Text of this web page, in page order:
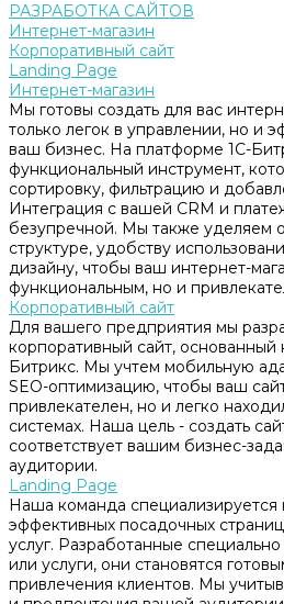
РАЗРАБОТКА САЙТОВ
Интернет-магазин
Корпоративный сайт
Landing Page
Интернет-магазин
Мы готовы создать для вас
только легок в управлении, но и
ваш бизнес. На платформе 1С-
функциональный инструмент,
сортировку, фильтрацию и
Интеграция с вашей CRM и
безупречной. Мы также уделяем
структуре, удобству
дизайну, чтобы ваш интернет-
функциональным, но и
Корпоративный сайт
Для вашего предприятия мы
корпоративный сайт, основанный
Битрикс. Мы учтем мобильную
SEO-оптимизацию, чтобы ваш
привлекателен, но и легко
системах. Наша цель - создать
соответствует вашим бизнес-
аудитории.
Landing Page
Наша команда специализируется
эффективных посадочных
услуг. Разработанные
или услуги, они становятся
привлечения клиентов. Мы